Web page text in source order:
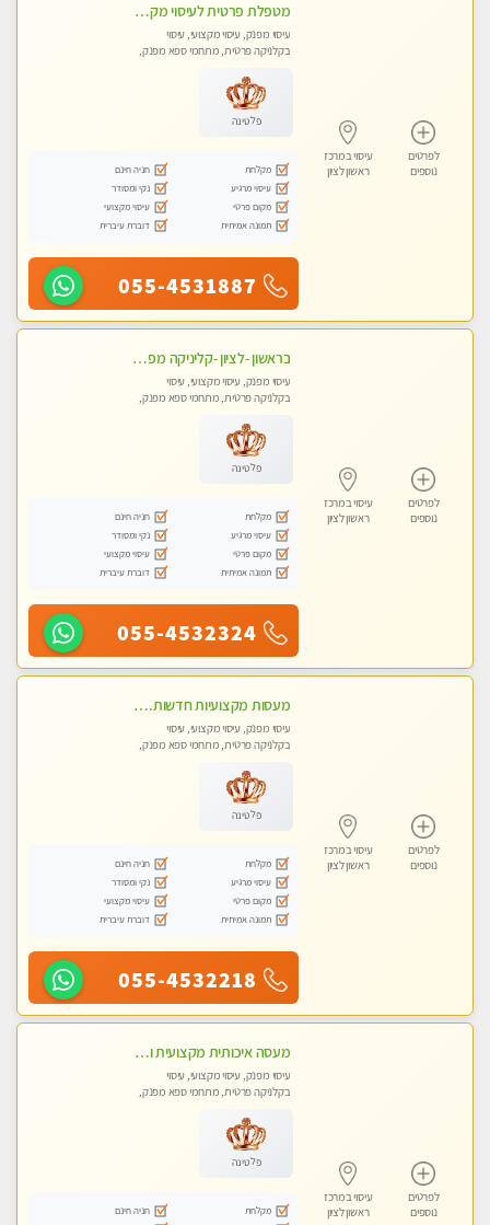
לפרטים
נוספים
עיסוי במרכז
ראשון לציון
מטפלת פרטית לעיסוי מקצועי מפנק פרטי מאוד ללא מין !!!
עיסוי מפנק, עיסוי מקצועי, עיסוי
בקלניקה פרטית, מתחמי ספא מפנק,
פלטינה
מקלחת
חניה חינם
עיסוי מרגיע
נקי ומסודר
מקום פרטי
עיסוי מקצועי
תמונה אמיתית
דוברת עיברית
055-4531887
לפרטים
נוספים
עיסוי במרכז
ראשון לציון
בראשון -לציון -קליניקה מפוארת צוות צעיר ומקצועי לעיסוי VIP באווירה חמה ונעימה מומלץ ביותר! חוויה מפנקת מאוד ... ללא מין !!
עיסוי מפנק, עיסוי מקצועי, עיסוי
בקלניקה פרטית, מתחמי ספא מפנק,
פלטינה
מקלחת
חניה חינם
עיסוי מרגיע
נקי ומסודר
מקום פרטי
עיסוי מקצועי
תמונה אמיתית
דוברת עיברית
055-4532324
לפרטים
נוספים
עיסוי במרכז
ראשון לציון
מעסות מקצועיות חדשות. גישה אישית לכל לקוח. אל תפספסו את ההזדמנות שלכם. פנקו את עצמכם וקבלו מקסימום הנאה ורוגע.
עיסוי מפנק, עיסוי מקצועי, עיסוי
בקלניקה פרטית, מתחמי ספא מפנק,
פלטינה
מקלחת
חניה חינם
עיסוי מרגיע
נקי ומסודר
מקום פרטי
עיסוי מקצועי
תמונה אמיתית
דוברת עיברית
055-4532218
לפרטים
נוספים
עיסוי במרכז
ראשון לציון
מעסה איכותית מקצועית ומפנקת מאוד- ללא מין !!!
עיסוי מפנק, עיסוי מקצועי, עיסוי
בקלניקה פרטית, מתחמי ספא מפנק,
פלטינה
מקלחת
חניה חינם